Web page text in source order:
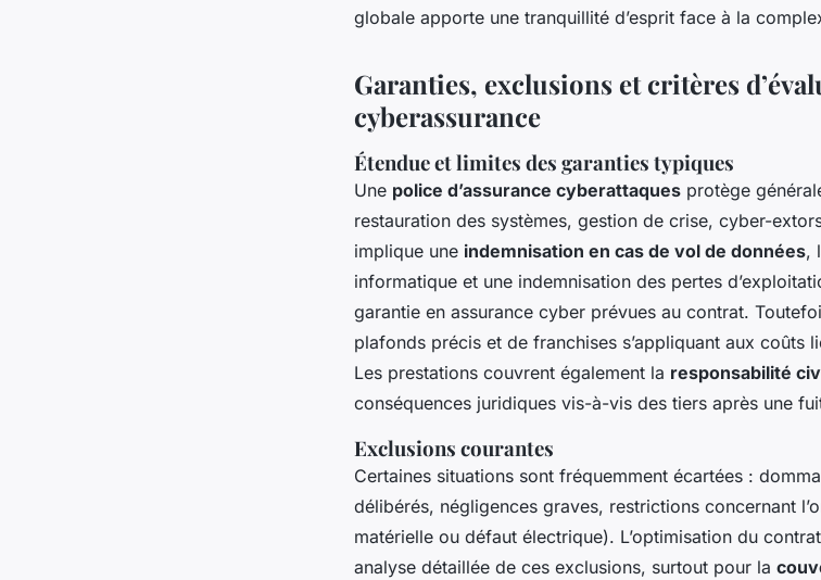
globale apporte une tranquillité d’esprit face à la
Garanties, exclusions et critères
cyberassurance
Étendue et limites des garanties typiques
Une police d’assurance cyberattaques protège
restauration des systèmes, gestion de crise, cyber-
implique une indemnisation en cas de vol de données,
informatique et une indemnisation des pertes
garantie en assurance cyber prévues au contrat.
plafonds précis et de franchises s’appliquant aux coûts
Les prestations couvrent également la responsabilité
conséquences juridiques vis-à-vis des tiers après une
Exclusions courantes
Certaines situations sont fréquemment écartées :
délibérés, négligences graves, restrictions concernant
matérielle ou défaut électrique). L’optimisation du
analyse détaillée de ces exclusions, surtout pour la